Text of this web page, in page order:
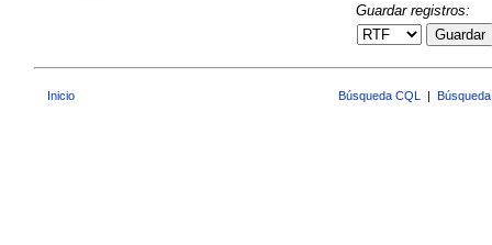
Guardar registros:
Guardar
Inicio Búsqueda CQL